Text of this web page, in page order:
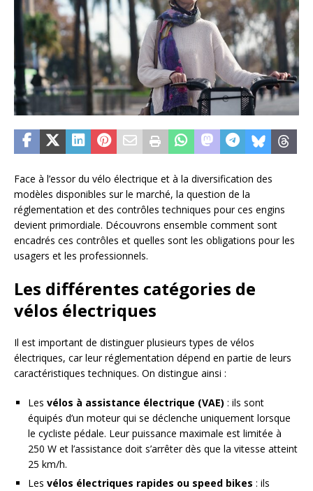
Face à l’essor du vélo électrique et à la diversification des
modèles disponibles sur le marché, la question de la
réglementation et des contrôles techniques pour ces engins
devient primordiale. Découvrons ensemble comment sont
encadrés ces contrôles et quelles sont les obligations pour les
usagers et les professionnels.
Les différentes catégories de
vélos électriques
Il est important de distinguer plusieurs types de vélos
électriques, car leur réglementation dépend en partie de leurs
caractéristiques techniques. On distingue ainsi :
Les vélos à assistance électrique (VAE) : ils sont
équipés d’un moteur qui se déclenche uniquement lorsque
le cycliste pédale. Leur puissance maximale est limitée à
250 W et l’assistance doit s’arrêter dès que la vitesse atteint
25 km/h.
Les vélos électriques rapides ou speed bikes : ils